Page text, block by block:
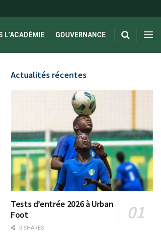
L’ACADÉMIE GOUVERNANCE
Actualités récentes
Tests d’entrée 2026 à Urban
Foot
0 SHARES